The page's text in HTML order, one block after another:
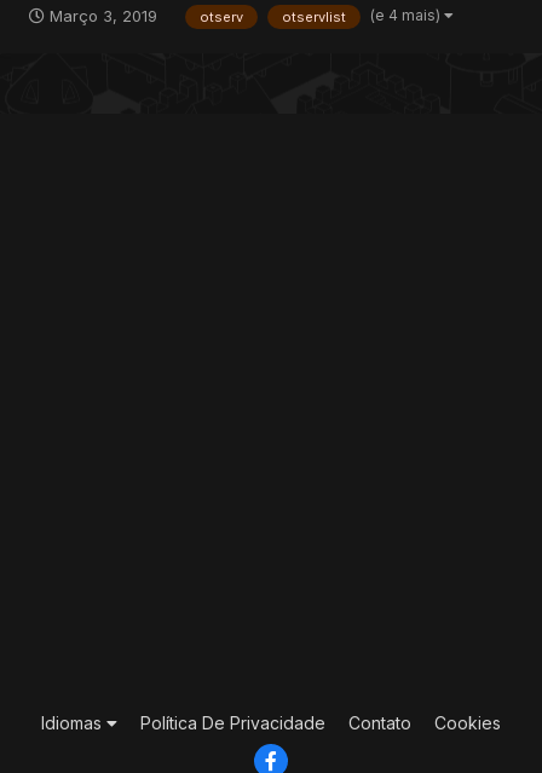
Março 3, 2019 otserv otservlist (e 4 mais)
Idiomas Política De Privacidade Contato Cookies